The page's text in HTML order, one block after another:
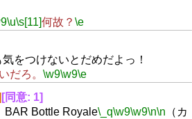
\u\s[11]何故？ \e
をつけないとだめだよっ！
だろ。 \w9\w9\e
[同意: 1]
Royale\_q\w9\w9\n\n （カ